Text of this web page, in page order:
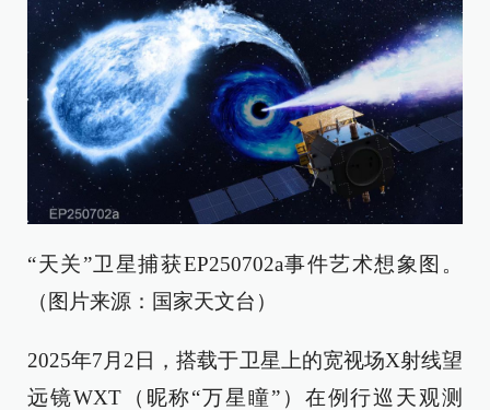
“天关”卫星捕获EP250702a事件艺术想象图。
（图片来源：国家天文台）
2025年7月2日，搭载于卫星上的宽视场X射线望
远镜WXT（昵称“万星瞳”）在例行巡天观测